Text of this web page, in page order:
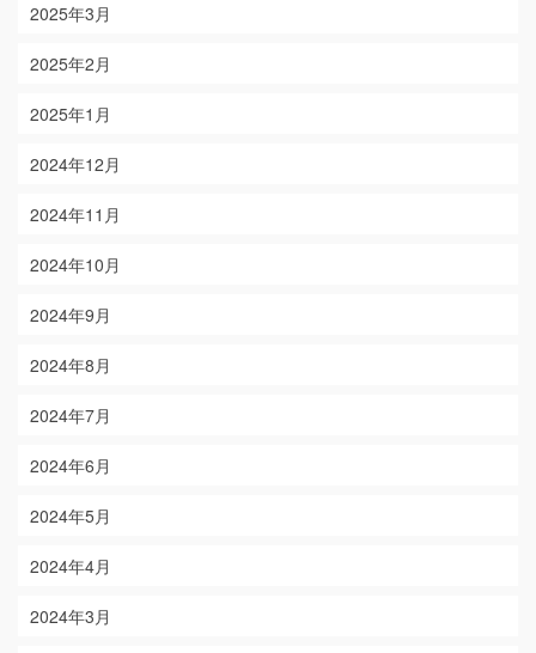
2025年3月
2025年2月
2025年1月
2024年12月
2024年11月
2024年10月
2024年9月
2024年8月
2024年7月
2024年6月
2024年5月
2024年4月
2024年3月